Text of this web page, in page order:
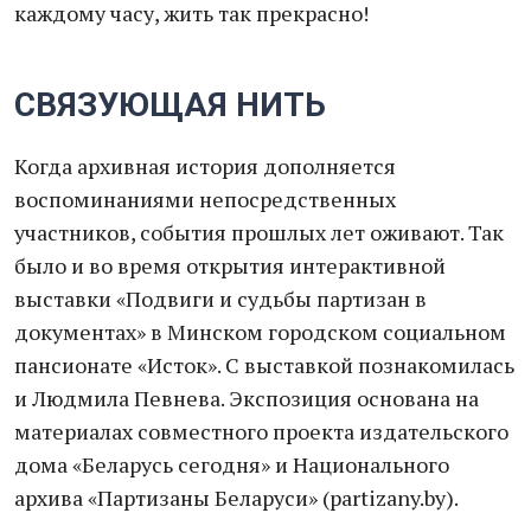
каждому часу, жить так прекрасно!
СВЯЗУЮЩАЯ НИТЬ
Когда архивная история дополняется
воспоминаниями непосредственных
участников, события прошлых лет оживают. Так
было и во время открытия интерактивной
выставки «Подвиги и судьбы партизан в
документах» в Минском городском социальном
пансионате «Исток». С выставкой познакомилась
и Людмила Певнева. Экспозиция основана на
материалах совместного проекта издательского
дома «Беларусь сегодня» и Национального
архива «Партизаны Беларуси» (partizany.by).